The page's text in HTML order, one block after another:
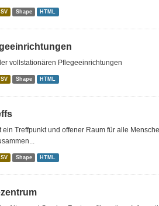
Shape HTML
vollstationären Pflegeeinrichtungen
Shape HTML
ein Treffpunkt und offener Raum für alle
Shape HTML